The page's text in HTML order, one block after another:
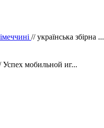
// українська збірна ...
Успех мобильной иг...